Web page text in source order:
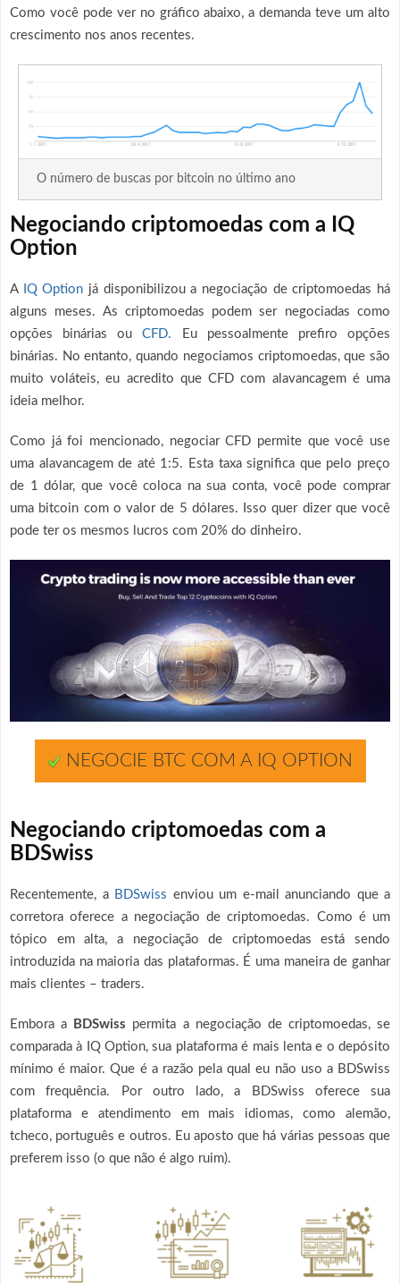
Como você pode ver no gráfico abaixo, a demanda teve um alto
crescimento nos anos recentes.
O número de buscas por bitcoin no último ano
Negociando criptomoedas com a IQ
Option
A IQ Option já disponibilizou a negociação de criptomoedas há
alguns meses. As criptomoedas podem ser negociadas como
opções binárias ouCFD. Eu pessoalmente prefiro opções
binárias. No entanto, quando negociamos criptomoedas, que são
muito voláteis, eu acredito que CFD com alavancagem é uma
ideia melhor.
Como já foi mencionado, negociar CFD permite que você use
uma alavancagem de até 1:5. Esta taxa significa que pelo preço
de 1 dólar, que você coloca na sua conta, você pode comprar
uma bitcoin com o valor de 5 dólares. Isso quer dizer que você
pode ter os mesmos lucros com 20% do dinheiro.
NEGOCIE BTC COM A IQ OPTION
Negociando criptomoedas com a
BDSwiss
Recentemente, a BDSwiss enviou um e-mail anunciando que a
corretora oferece a negociação de criptomoedas. Como é um
tópico em alta, a negociação de criptomoedas está sendo
introduzida na maioria das plataformas. É uma maneira de ganhar
mais clientes – traders.
Embora a BDSwiss permita a negociação de criptomoedas, se
comparada à IQ Option, sua plataforma é mais lenta e o depósito
mínimo é maior. Que é a razão pela qual eu não uso a BDSwiss
com frequência. Por outro lado, a BDSwiss oferece sua
plataforma e atendimento em mais idiomas, como alemão,
tcheco, português e outros. Eu aposto que há várias pessoas que
preferem isso (o que não é algo ruim).